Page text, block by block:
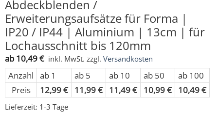
Abdeckblenden /
Erweiterungsaufsätze für Forma |
IP20 / IP44 | Aluminium | 13cm | für
Lochausschnitt bis 120mm
ab10,49€ inkl. MwSt. zzgl. Versandkosten
Anzahl ab 1 ab 5 ab 10 ab 50
ab 100
Preis
12,99€ 11,99€ 11,49€ 10,99€ 10,49€
Lieferzeit: 1-3 Tage